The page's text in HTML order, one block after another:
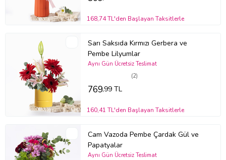
168,74 TL'den Başlayan Taksitlerle
Sarı Saksıda Kırmızı Gerbera ve
Pembe Lilyumlar
(2)
Aynı Gün Ücretsiz Teslimat
769,99 TL
160,41 TL'den Başlayan Taksitlerle
Cam Vazoda Pembe Çardak Gül ve
Papatyalar
Aynı Gün Ücretsiz Teslimat